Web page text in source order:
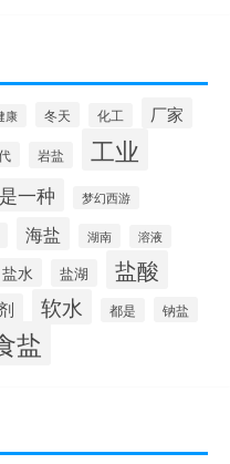
康 冬天 化工 厂家
岩盐 工业
是一种 梦幻西游
海盐 湖南 溶液
盐水 盐湖 盐酸
软水 都是 钠盐
盐